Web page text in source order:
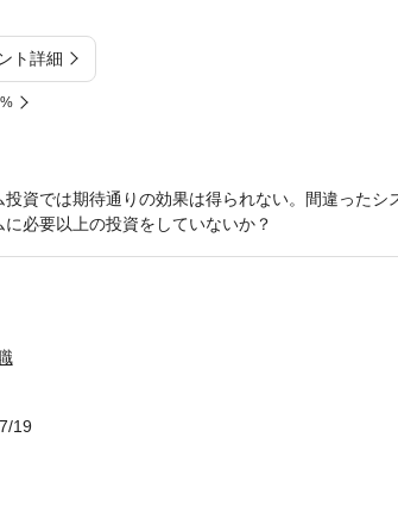
ト詳細
投資では期待通りの効果は得られない。間違った
必要以上の投資をしていないか？
19